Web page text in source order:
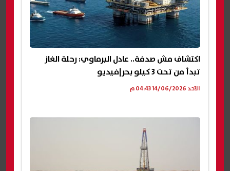
اكتشاف مش صدفة.. عادل البرماوي: رحلة الغاز
تبدأ من تحت 3 كيلو بحر|فيديو
الأحد 14/06/2026 04:43 م